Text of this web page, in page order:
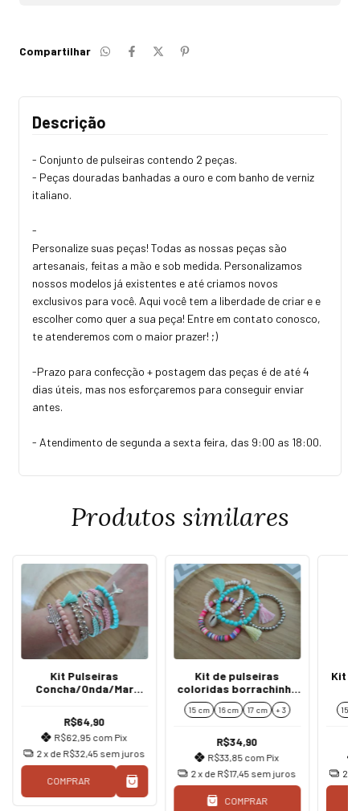
Compartilhar
Descrição
- Conjunto de pulseiras contendo 2 peças.
- Peças douradas banhadas a ouro e com banho de verniz
italiano.
-
Personalize suas peças! Todas as nossas peças são
artesanais, feitas a mão e sob medida. Personalizamos
nossos modelos já existentes e até criamos novos
exclusivos para você. Aqui você tem a liberdade de criar e e
escolher como quer a sua peça! Entre em contato conosco,
te atenderemos com o maior prazer! ;)
-Prazo para confecção + postagem das peças é de até 4
dias úteis, mas nos esforçaremos para conseguir enviar
antes.
- Atendimento de segunda a sexta feira, das 9:00 as 18:00.
Produtos similares
Kit Pulseiras
Concha/Onda/Mar
R$64,90
R$62,95 com Pix
2x de R$32,45 sem juros
COMPRAR
Kit de pulseiras
coloridas borrachinha
búzios boho
15 cm 16 cm 17 cm + 3
R$34,90
R$33,85 com Pix
2 x de R$17,45 sem juros
COMPRAR
Kit
15
2